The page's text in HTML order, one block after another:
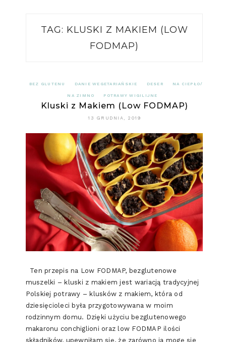
TAG: KLUSKI Z MAKIEM (LOW
FODMAP)
BEZ GLUTENU DANIE WEGETARIAŃSKIE DESER NA CIEPŁO/
NA ZIMNO POTRAWY WIGILIJNE
Kluski z Makiem (Low FODMAP)
13 GRUDNIA, 2019
Ten przepis na Low FODMAP, bezglutenowe
muszelki – kluski z makiem jest wariacją tradycyjnej
Polskiej potrawy – klusków z makiem, która od
dziesięcioleci była przygotowywana w moim
rodzinnym domu. Dzięki użyciu bezglutenowego
makaronu conchiglioni oraz low FODMAP ilości
składników, upewniłam się, że zarówno ja mogę sie